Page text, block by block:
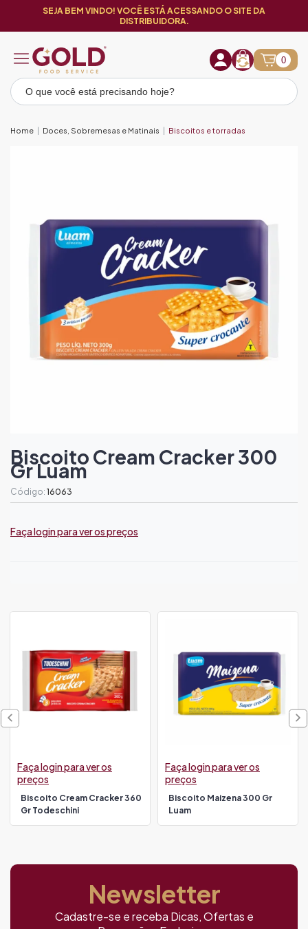
SEJA BEM VINDO! VOCÊ ESTÁ ACESSANDO O SITE DA
DISTRIBUIDORA.
0
Home Doces, Sobremesas e Matinais Biscoitos e torradas
Biscoito Cream Cracker 300
Gr Luam
Código: 16063
Faça login para ver os preços
Biscoito Cream Cracker 360
Gr Todeschini
Faça login para ver os
preços
Biscoito Maizena 300 Gr
Luam
Faça login para ver os
preços
Newsletter
Cadastre-se e receba Dicas, Ofertas e